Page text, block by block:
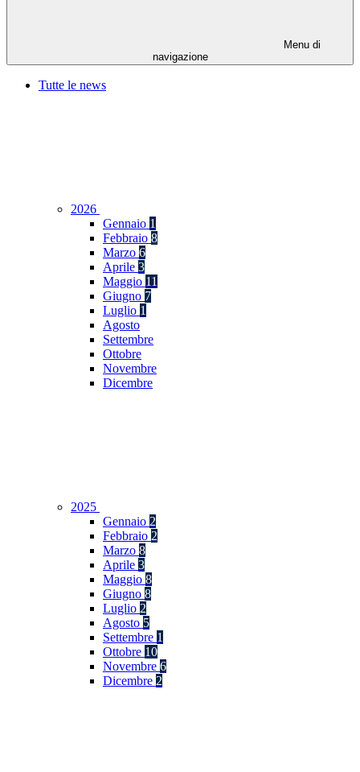
Menu di
navigazione
Tutte le news
2026
Gennaio 1
Febbraio 8
Marzo 6
Aprile 3
Maggio 11
Giugno 7
Luglio 1
Agosto
Settembre
Ottobre
Novembre
Dicembre
2025
Gennaio 2
Febbraio 2
Marzo 8
Aprile 3
Maggio 8
Giugno 8
Luglio 2
Agosto 5
Settembre 1
Ottobre 10
Novembre 6
Dicembre 2